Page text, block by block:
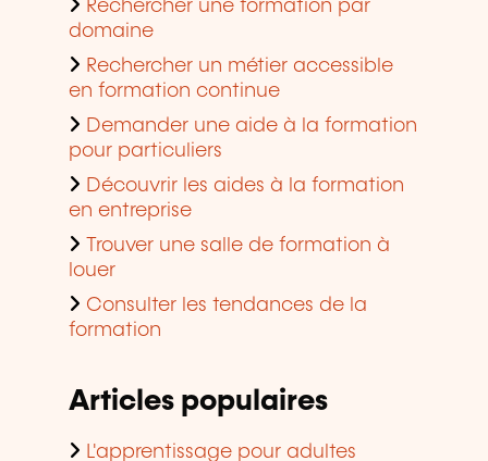
Rechercher une formation par
domaine
Rechercher un métier accessible
en formation continue
Demander une aide à la formation
pour particuliers
Découvrir les aides à la formation
en entreprise
Trouver une salle de formation à
louer
Consulter les tendances de la
formation
Articles populaires
L'apprentissage pour adultes